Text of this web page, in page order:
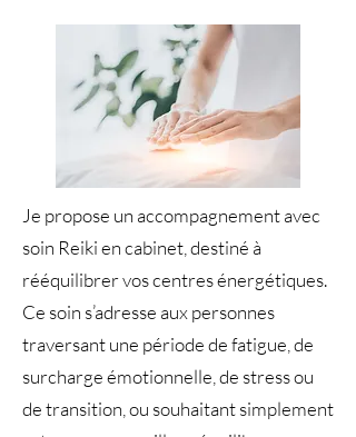
Je propose un accompagnement avec
soin Reiki en cabinet, destiné à
rééquilibrer vos centres énergétiques.
Ce soin s’adresse aux personnes
traversant une période de fatigue, de
surcharge émotionnelle, de stress ou
de transition, ou souhaitant simplement